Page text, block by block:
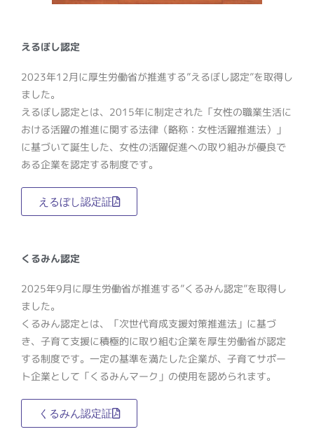
えるぼし認定
2023年12月に厚生労働省が推進する”えるぼし認定”を取得し
ました。
えるぼし認定とは、2015年に制定された「女性の職業生活に
おける活躍の推進に関する法律（略称： 女性活躍推進法）」
に基づいて誕生した、女性の活躍促進への取り組みが優良で
ある企業を認定する制度です。
えるぼし認定証
くるみん認定
2025年9月に厚生労働省が推進する”くるみん認定”を取得し
ました。
くるみん認定とは、「次世代育成支援対策推進法」に基づ
き、子育て支援に積極的に取り組む企業を厚生労働省が認定
する制度です。一定の基準を満たした企業が、子育てサポー
ト企業として「くるみんマーク」の使用を認められます。
くるみん認定証